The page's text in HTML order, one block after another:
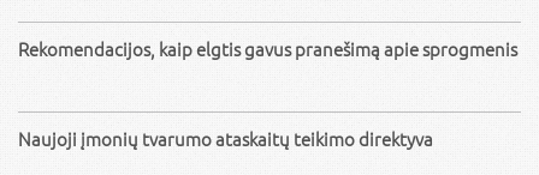
Rekomendacijos, kaip elgtis gavus pranešimą apie sprogmenis
Naujoji įmonių tvarumo ataskaitų teikimo direktyva